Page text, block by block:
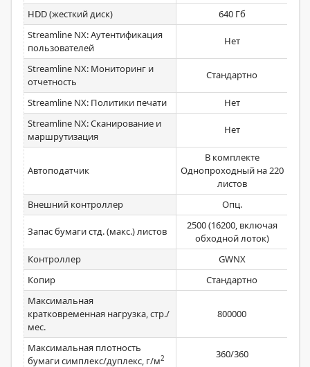
HDD (жесткий диск)
640 Гб
Streamline NX: Аутентификация
пользователей
Нет
Streamline NX: Мониторинг и
отчетность
Стандартно
Streamline NX: Политики печати
Нет
Streamline NX: Сканирование и
маршрутизация
Нет
Автоподатчик
В комплекте
Однопроходный на 220
листов
Внешний контроллер
Опц.
Запас бумаги стд. (макс.) листов
2500 (16200, включая
обходной лоток)
Контроллер
GWNX
Копир
Стандартно
Максимальная
кратковременная нагрузка, стр./
мес.
800000
Максимальная плотность
бумаги симплекс/дуплекс, г/м2 360/360